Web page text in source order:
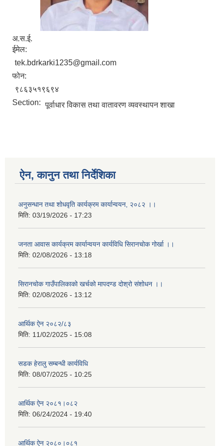
अ.स.ई.
ईमेल:
tek.bdrkarki1235@gmail.com
फोन:
९८६३५१९६९४
Section: पूर्वाधार विकास तथा वातावरण व्यवस्थापन शाखा
ऐन, कानुन तथा निर्देशिका
अनुसन्धान तथा शोधवृति कार्यक्रम कार्यान्वयन, २०८२ ।।
मिति: 03/19/2026 - 17:23
जनता आवास कार्यक्रम कार्यान्वयन कार्यविधि सिरानचोक गोर्खा ।।
मिति: 02/08/2026 - 13:18
सिरानचोक गाउँपालिकाको खर्चको मापदण्ड दोश्रो संशोधन ।।
मिति: 02/08/2026 - 13:12
आर्थिक ऐन २०८२/८३
मिति: 11/02/2025 - 15:08
सडक हेरालु सम्बन्धी कार्यविधि
मिति: 08/07/2025 - 10:25
आर्थिक ऐन २०८१।०८२
मिति: 06/24/2024 - 19:40
आर्थिक ऐन २०८०।०८१